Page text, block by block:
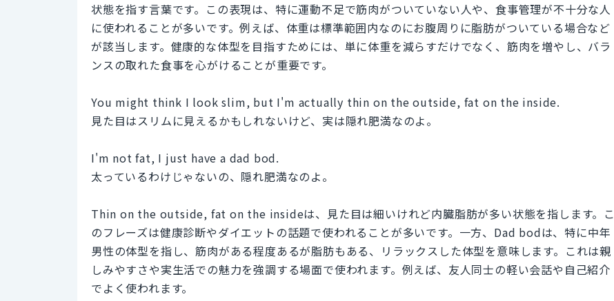
状態を指す言葉です。この表現は、特に運動不足で筋肉がついていない人や、食事管理が不十分な人
に使われることが多いです。例えば、体重は標準範囲内なのにお腹周りに脂肪がついている場合など
が該当します。健康的な体型を目指すためには、単に体重を減らすだけでなく、筋肉を増やし、バラ
ンスの取れた食事を心がけることが重要です。
You might think I look slim, but I'm actually thin on the outside, fat on the inside.
見た目はスリムに見えるかもしれないけど、実は隠れ肥満なのよ。
I'm not fat, I just have a dad bod.
太っているわけじゃないの、隠れ肥満なのよ。
Thin on the outside, fat on the insideは、見た目は細いけれど内臓脂肪が多い状態を指します。こ
のフレーズは健康診断やダイエットの話題で使われることが多いです。一方、Dad bodは、特に中年
男性の体型を指し、筋肉がある程度あるが脂肪もある、リラックスした体型を意味します。これは親
しみやすさや実生活での魅力を強調する場面で使われます。例えば、友人同士の軽い会話や自己紹介
でよく使われます。